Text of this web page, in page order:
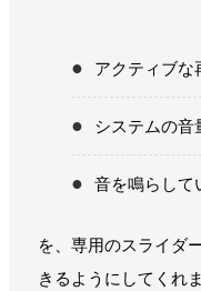
アクティブな
システムの音
音を鳴らして
を、専用のスライダ
きるようにしてくれま